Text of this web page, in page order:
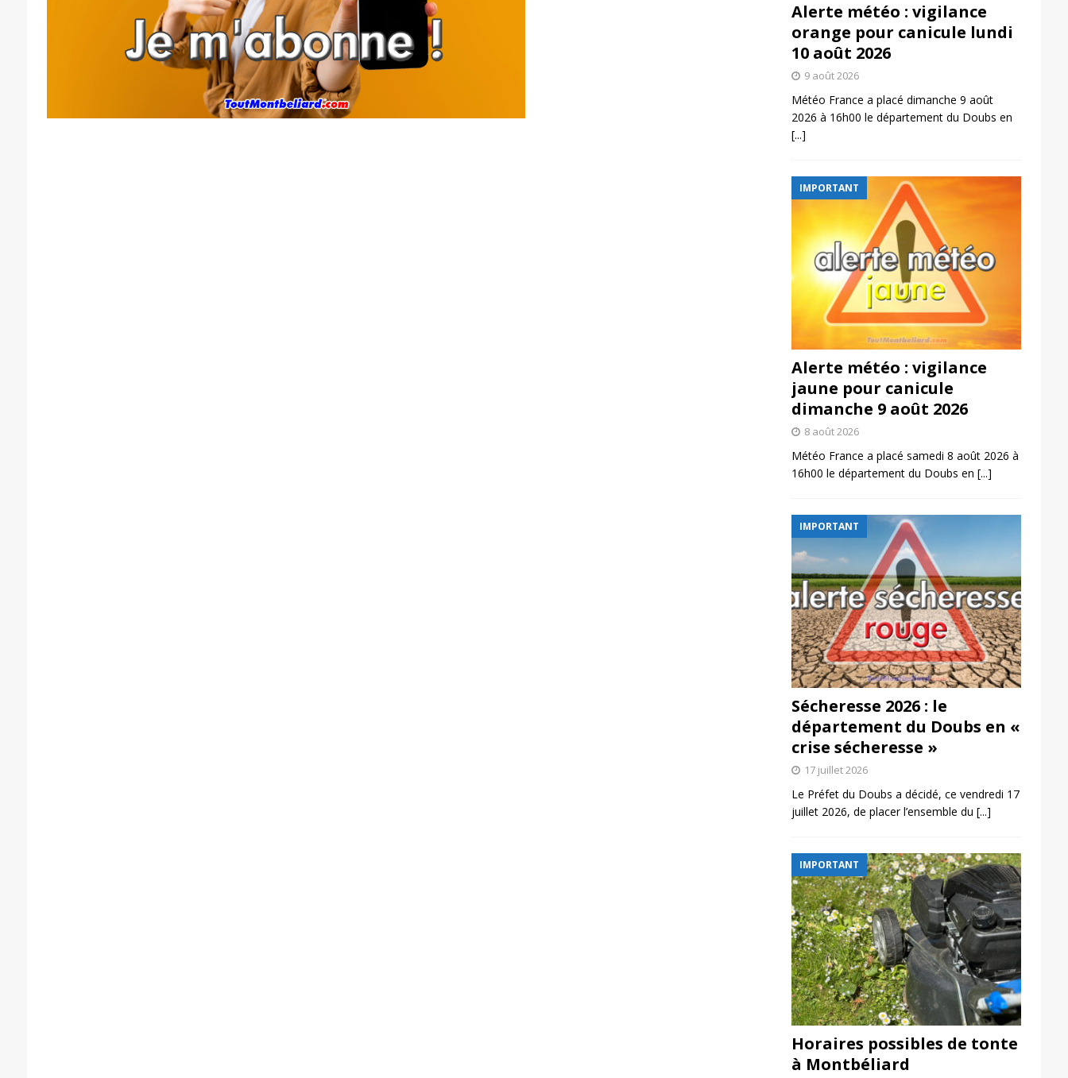
Alerte météo : vigilance
orange pour canicule lundi
10 août 2026
9 août 2026
Météo France a placé dimanche 9 août
2026 à 16h00 le département du Doubs en
[...]
IMPORTANT
Alerte météo : vigilance
jaune pour canicule
dimanche 9 août 2026
8 août 2026
Météo France a placé samedi 8 août 2026 à
16h00 le département du Doubs en [...]
IMPORTANT
Sécheresse 2026 : le
département du Doubs en «
crise sécheresse »
17 juillet 2026
Le Préfet du Doubs a décidé, ce vendredi 17
juillet 2026, de placer l’ensemble du [...]
IMPORTANT
Horaires possibles de tonte
à Montbéliard